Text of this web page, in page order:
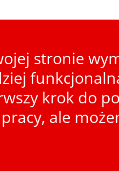
stronie
krok do
ale